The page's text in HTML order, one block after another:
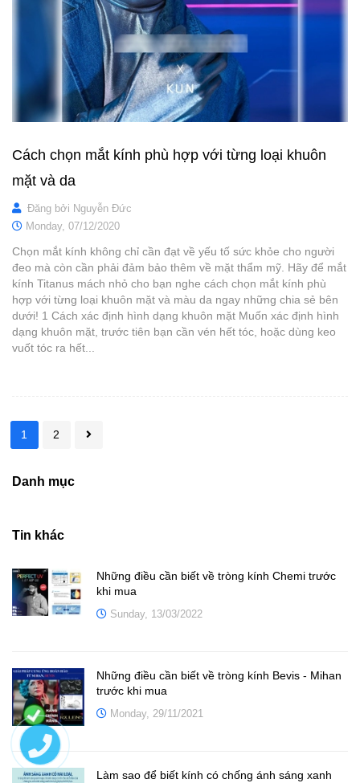
Danh mục
Tin khác
Những điều cần biết về tròng kính Chemi trước
khi mua
Sunday, 13/03/2022
Những điều cần biết về tròng kính Bevis - Mihan
trước khi mua
Monday, 29/11/2021
Làm sao để biết kính có chống ánh sáng xanh
Cách chọn mắt kính phù hợp với từng loại khuôn
mặt và da
Đăng bởi Nguyễn Đức
Monday, 07/12/2020
Chọn mắt kính không chỉ cần đạt về yếu tố sức khỏe cho người
đeo mà còn cần phải đảm bảo thêm về mặt thẩm mỹ. Hãy để mắt
kính Titanus mách nhỏ cho bạn nghe cách chọn mắt kính phù
hợp với từng loại khuôn mặt và màu da ngay những chia sẻ bên
dưới! 1 Cách xác định hình dạng khuôn mặt Muốn xác định hình
dạng khuôn mặt, trước tiên bạn cần vén hết tóc, hoặc dùng keo
vuốt tóc ra hết...
1 2